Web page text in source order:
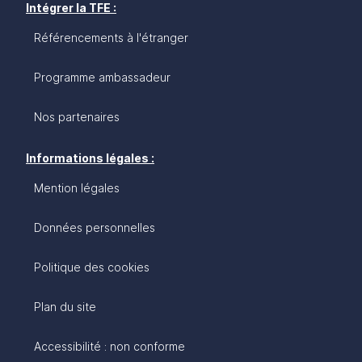
Intégrer la TFE :
Référencements à l'étranger
Programme ambassadeur
Nos partenaires
Informations légales :
Mention légales
Données personnelles
Politique des cookies
Plan du site
Accessibilité : non conforme